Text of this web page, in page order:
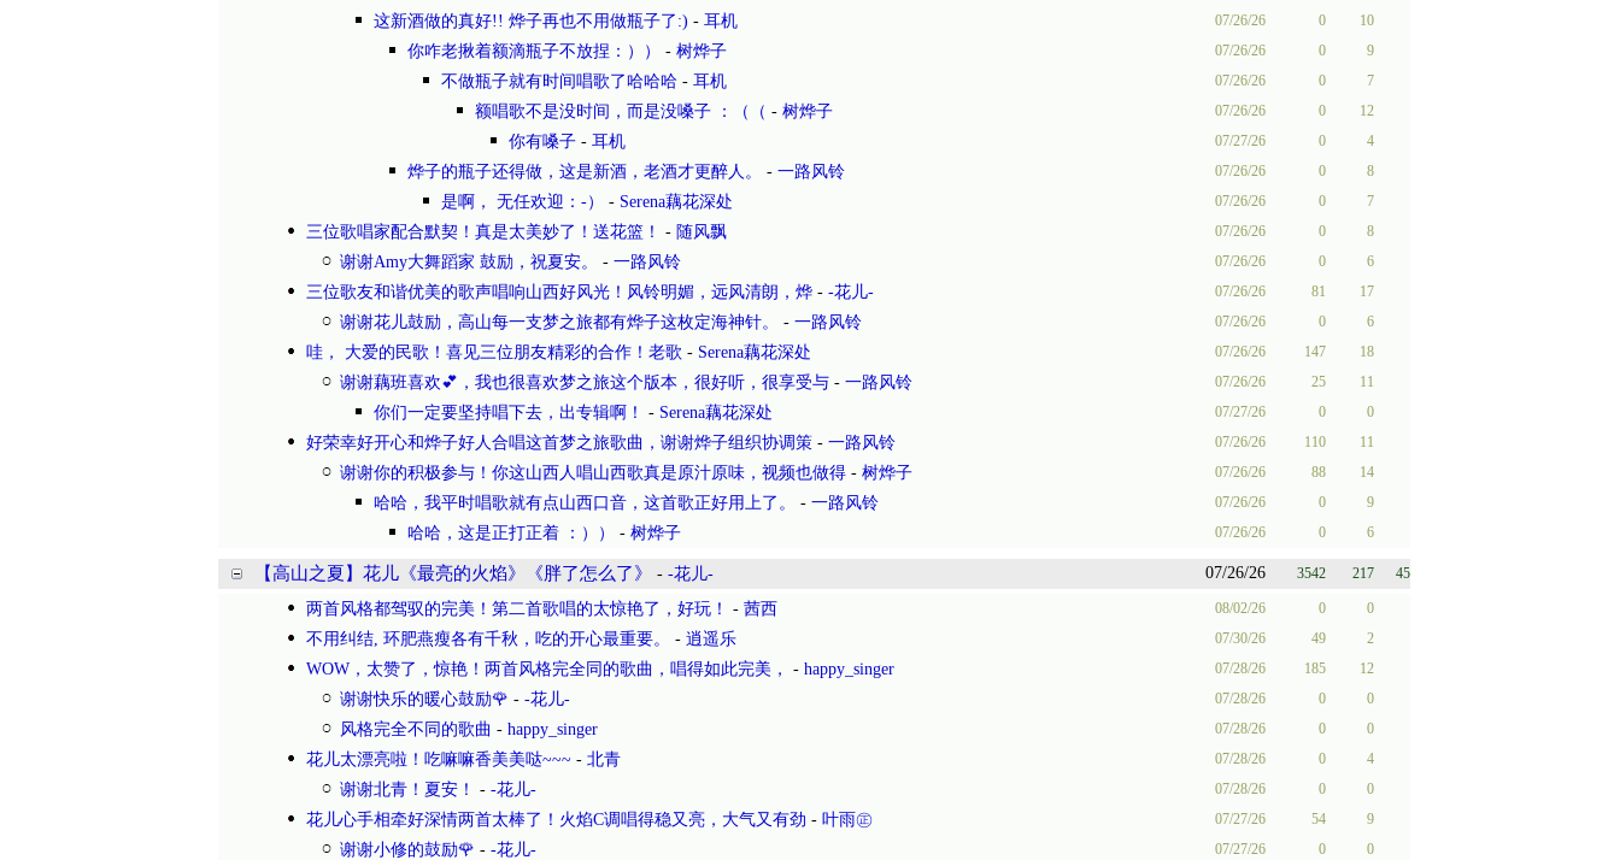
这新酒做的真好!! 烨子再也不用做瓶子了:) - 耳机 07/26/26 0 10
你咋老揪着额滴瓶子不放捏：）） - 树烨子 07/26/26 0 9
不做瓶子就有时间唱歌了哈哈哈 - 耳机 07/26/26 0 7
额唱歌不是没时间，而是没嗓子 ：（（ - 树烨子 07/26/26 0 12
你有嗓子 - 耳机 07/27/26 0 4
烨子的瓶子还得做，这是新酒，老酒才更醉人。 - 一路风铃 07/26/26 0 8
是啊， 无任欢迎：-） - Serena藕花深处 07/26/26 0 7
三位歌唱家配合默契！真是太美妙了！送花篮！ - 随风飘 07/26/26 0 8
谢谢Amy大舞蹈家 鼓励，祝夏安。 - 一路风铃 07/26/26 0 6
三位歌友和谐优美的歌声唱响山西好风光！风铃明媚，远风清朗，烨 - -花儿- 07/26/26 81 17
谢谢花儿鼓励，高山每一支梦之旅都有烨子这枚定海神针。 - 一路风铃 07/26/26 0 6
哇， 大爱的民歌！喜见三位朋友精彩的合作！老歌 - Serena藕花深处 07/26/26 147 18
谢谢藕班喜欢💕，我也很喜欢梦之旅这个版本，很好听，很享受与 - 一路风铃 07/26/26 25 11
你们一定要坚持唱下去，出专辑啊！ - Serena藕花深处 07/27/26 0 0
好荣幸好开心和烨子好人合唱这首梦之旅歌曲，谢谢烨子组织协调策 - 一路风铃 07/26/26 110 11
谢谢你的积极参与！你这山西人唱山西歌真是原汁原味，视频也做得 - 树烨子 07/26/26 88 14
哈哈，我平时唱歌就有点山西口音，这首歌正好用上了。 - 一路风铃 07/26/26 0 9
哈哈，这是正打正着 ：）） - 树烨子 07/26/26 0 6
【高山之夏】花儿《最亮的火焰》《胖了怎么了》 - -花儿- 07/26/26 3542 217 45
两首风格都驾驭的完美！第二首歌唱的太惊艳了，好玩！ - 茜西 08/02/26 0 0
不用纠结, 环肥燕瘦各有千秋，吃的开心最重要。 - 逍遥乐 07/30/26 49 2
WOW，太赞了，惊艳！两首风格完全同的歌曲，唱得如此完美， - happy_singer 07/28/26 185 12
谢谢快乐的暖心鼓励🌹 - -花儿- 07/28/26 0 0
风格完全不同的歌曲 - happy_singer 07/28/26 0 0
花儿太漂亮啦！吃嘛嘛香美美哒~~~ - 北青 07/28/26 0 4
谢谢北青！夏安！ - -花儿- 07/28/26 0 0
花儿心手相牵好深情两首太棒了！火焰C调唱得稳又亮，大气又有劲 - 叶雨㊣ 07/27/26 54 9
谢谢小修的鼓励🌹 - -花儿- 07/27/26 0 0